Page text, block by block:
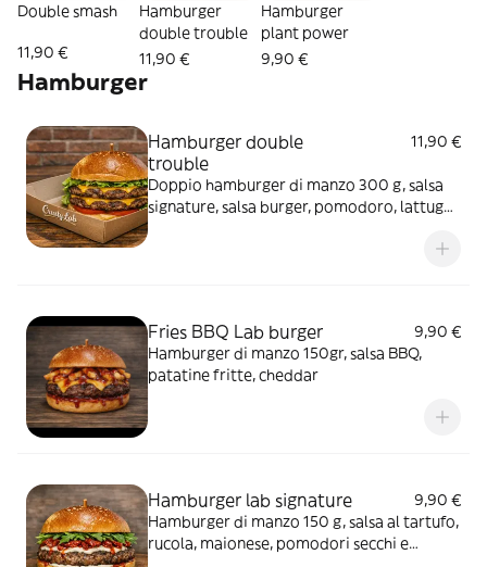
Double smash
11,90 €
Hamburger
double trouble
11,90 €
Hamburger
plant power
9,90 €
Hamburger
Hamburger double
trouble
11,90 €
Doppio hamburger di manzo 300 g, salsa
signature, salsa burger, pomodoro, lattuga,
Fries BBQ Lab burger
9,90 €
Hamburger di manzo 150gr, salsa BBQ,
patatine fritte, cheddar
Hamburger lab signature
9,90 €
Hamburger di manzo 150 g, salsa al tartufo,
rucola, maionese, pomodori secchi e